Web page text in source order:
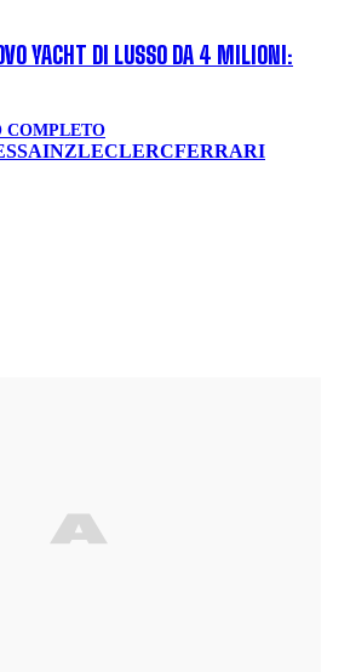
YACHT DI LUSSO DA 4 MILIONI:
COMPLETO
SAINZLECLERCFERRARI